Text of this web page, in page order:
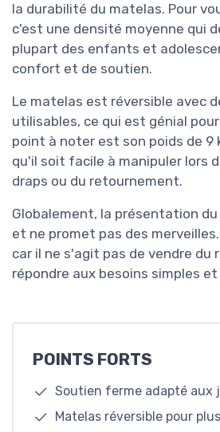
la durabilité du matelas. Pour
c'est une densité moyenne qui
plupart des enfants et
confort et de soutien.
Le matelas est réversible avec
utilisables, ce qui est génial
point à noter est son poids de 9
qu'il soit facile à manipuler lors
draps ou du retournement.
Globalement, la présentation
et ne promet pas des
car il ne s'agit pas de vendre du
répondre aux besoins simples
POINTS FORTS
Soutien ferme adapté aux
Matelas réversible pour